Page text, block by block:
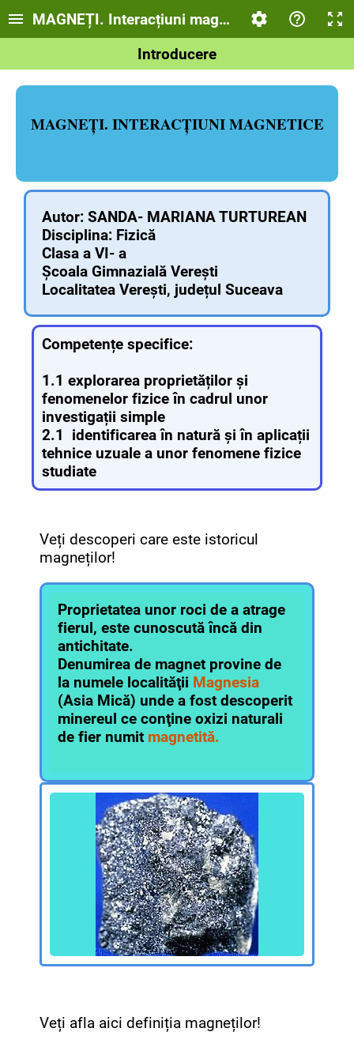
MAGNEȚI. Interacțiuni magnetice
Introducere
MAGNEȚI. INTERACȚIUNI MAGNETICE
Autor: SANDA- MARIANA TURTUREAN
Disciplina: Fizică
Clasa a VI- a
Școala Gimnazială Verești
Localitatea Verești, județul Suceava
Competențe specifice:
1.1 explorarea proprietăților și
fenomenelor fizice în cadrul unor
investigații simple
2.1 identificarea în natură și în aplicații
tehnice uzuale a unor fenomene fizice
studiate
Veți descoperi care este istoricul
magneților!
Proprietatea unor roci de a atrage
fierul, este cunoscută încă din
antichitate.
Denumirea de magnet provine de
la numele localităţii Magnesia
(Asia Mică) unde a fost descoperit
minereul ce conţine oxizi naturali
de fier numit magnetită.
Veți afla aici definiția magneților!